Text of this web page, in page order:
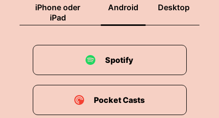
iPhone oder
iPad
Android Desktop
Spotify
Pocket Casts